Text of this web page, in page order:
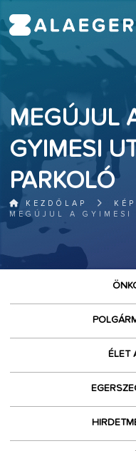
MEGÚJUL
GYIMESI
PARKOLÓ
KEZDŐLAP
MEGÚJUL A GYIMESI
ÉLET